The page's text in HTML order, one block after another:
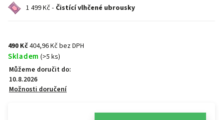
1 499 Kč - Čistící vlhčené ubrousky
490 Kč404,96 Kč bez DPH
Skladem (>5 ks)
Můžeme doručit do:
10.8.2026
Možnosti doručení